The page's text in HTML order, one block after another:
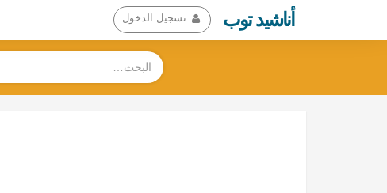
أناشيد توب تسجيل الدخول